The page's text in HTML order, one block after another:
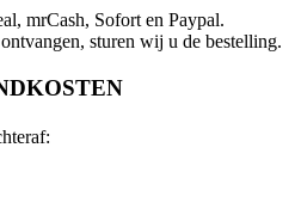
mrCash, Sofort en Paypal.
sturen wij u de bestelling.